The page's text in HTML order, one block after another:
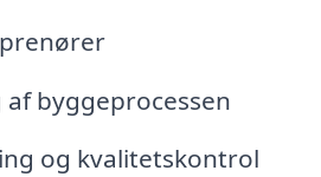
byggeprocessen
og kvalitetskontrol